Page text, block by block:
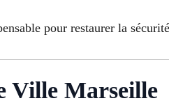
pour restaurer la
Ville Marseille